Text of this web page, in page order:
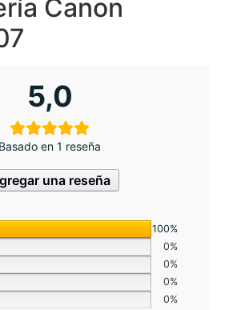
Canon
5,0
Basado en 1 reseña
una reseña
100%
0%
0%
0%
0%